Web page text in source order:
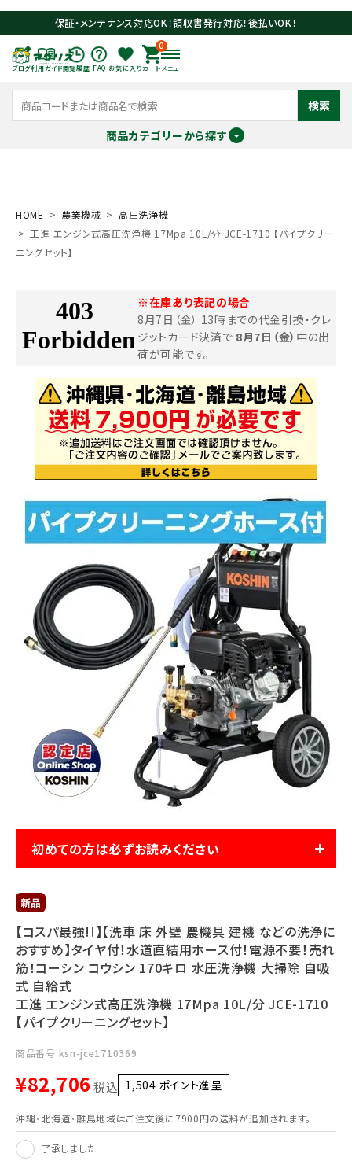
保証・メンテナンス対応OK！領収書発行対応！後払いOK！
ブログ利用ガイド閲覧履歴 FAQ お気に入り
0
カート メニュー
検索
商品カテゴリーから探す
search
お気に入り一覧
閲覧履歴一覧
農業機械
農業資材
作業用品
補修部品
レンタル
FAQ
メールでのお問い合わせ
FAXでのご注文
0739-72-453224時間受付
HOME 農業機械
高圧洗浄機
工進 エンジン式高圧洗浄機 17Mpa 10L/分 JCE-1710 【パイプクリー
ニングセット】
※在庫あり表記の場合
8月7日（金） 13時までの代金引換・クレ
ジットカード決済で 8月7日（金） 中の出
荷が可能です。
初めての方は必ずお読みください
【コスパ最強!!】【洗車 床 外壁 農機具 建機 などの洗浄に
おすすめ】タイヤ付！水道直結用ホース付！電源不要！売れ
筋！コーシン コウシン 170キロ 水圧洗浄機 大掃除 自吸
式 自給式
工進 エンジン式高圧洗浄機 17Mpa 10L/分 JCE-1710
【パイプクリーニングセット】
商品番号 ksn-jce1710369
¥82,706 税込 1,504 ポイント進呈 ]
沖縄・北海道・離島地域はご注文後に7900円の送料が追加されます。
了承しました